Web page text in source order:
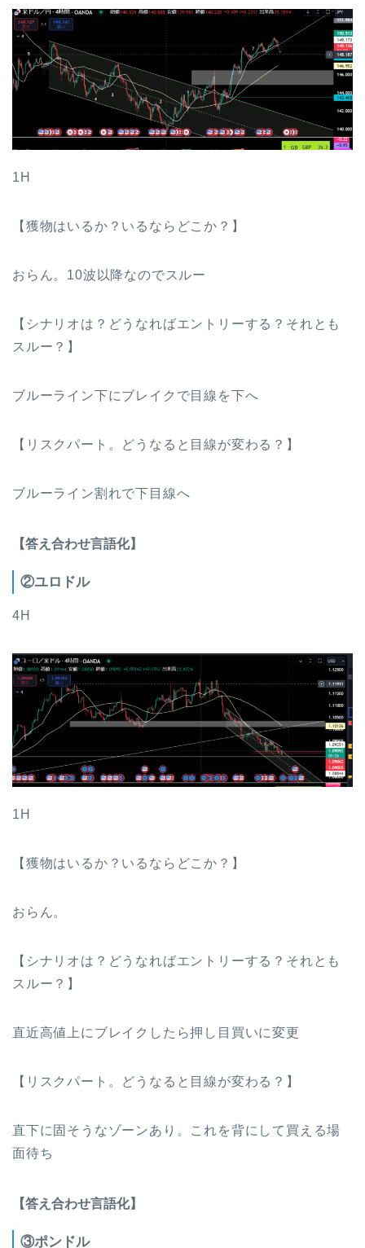
1H
【獲物はいるか？いるならどこか？】
おらん。10波以降なのでスルー
【シナリオは？どうなればエントリーする？それとも
スルー？】
ブルーライン下にブレイクで目線を下へ
【リスクパート。どうなると目線が変わる？】
ブルーライン割れで下目線へ
【答え合わせ言語化】
②ユロドル
4H
1H
【獲物はいるか？いるならどこか？】
おらん。
【シナリオは？どうなればエントリーする？それとも
スルー？】
直近高値上にブレイクしたら押し目買いに変更
【リスクパート。どうなると目線が変わる？】
直下に固そうなゾーンあり。これを背にして買える場
面待ち
【答え合わせ言語化】
③ポンドル